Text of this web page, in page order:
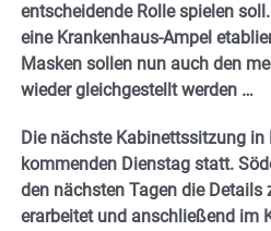
entscheidende Rolle spielen
eine Krankenhaus-Ampel
Masken sollen nun auch den
wieder gleichgestellt werden …
Die nächste Kabinettssitzung
kommenden Dienstag statt.
den nächsten Tagen die Details
erarbeitet und anschließend im